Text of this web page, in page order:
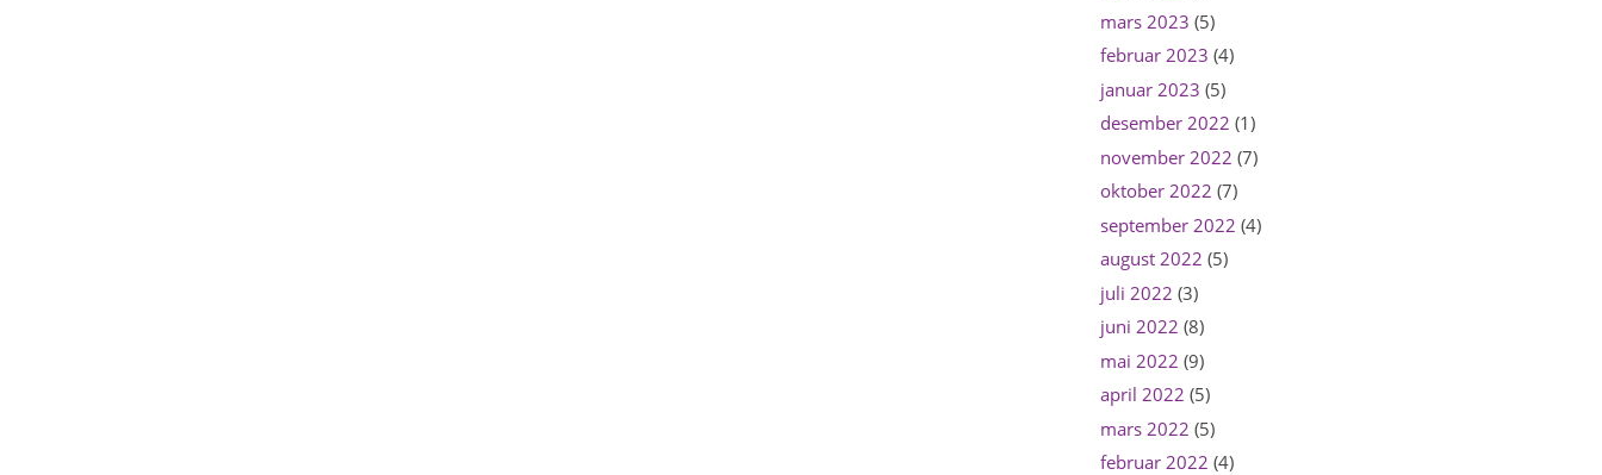
mars 2023 (5)
februar 2023 (4)
januar 2023 (5)
desember 2022 (1)
november 2022 (7)
oktober 2022 (7)
september 2022 (4)
august 2022 (5)
juli 2022 (3)
juni 2022 (8)
mai 2022 (9)
april 2022 (5)
mars 2022 (5)
februar 2022 (4)